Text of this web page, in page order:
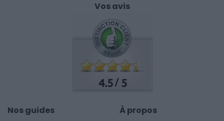
Vos avis
4.5 /5
Nos guides À propos